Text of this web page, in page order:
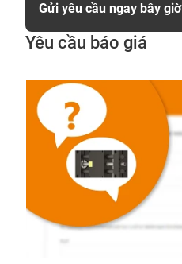
Yêu cầu báo giá
Gửi yêu cầu ngay bây giờ